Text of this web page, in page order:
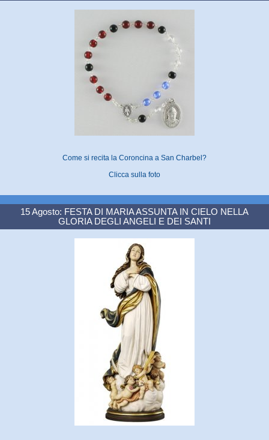
Come si recita la Coroncina a San Charbel?
Clicca sulla foto
15 Agosto: FESTA DI MARIA ASSUNTA IN CIELO NELLA
GLORIA DEGLI ANGELI E DEI SANTI